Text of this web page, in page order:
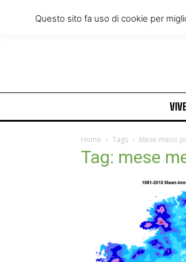
Friday, August 7, 2026
Home Tags Mese meno
Tag: mese
Questo sito fa uso di cookie per